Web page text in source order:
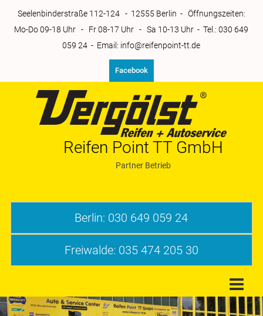
springen
Seelenbinderstraße 112-124 - 12555 Berlin - Öffnungszeiten:
Mo-Do 09-18 Uhr - Fr 08-17 Uhr - Sa 10-13 Uhr - Tel.: 030 649
059 24 - Email: info@reifenpoint-tt.de
Facebook
Reifen Point TT GmbH
Partner Betrieb
Berlin: 030 649 059 24
Freiwalde: 035 474 205 30